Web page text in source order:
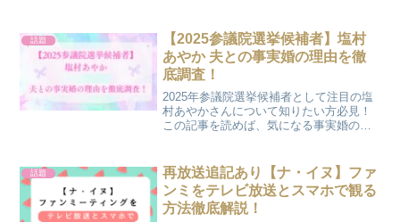
2025年9月21日（日） [愛知] 今池ガス
ホール
話題
【2025参議院選挙候補者】塩村
あやか 夫との事実婚の理由を徹
底調査！
2025年参議院選挙候補者として注目の塩
村あやかさんについて知りたい方必見！
この記事を読めば、気になる事実婚の夫
ますよ！
話題
再放送追記あり【ナ・イヌ】ファ
ンミをテレビ放送とスマホで観る
方法徹底解説！